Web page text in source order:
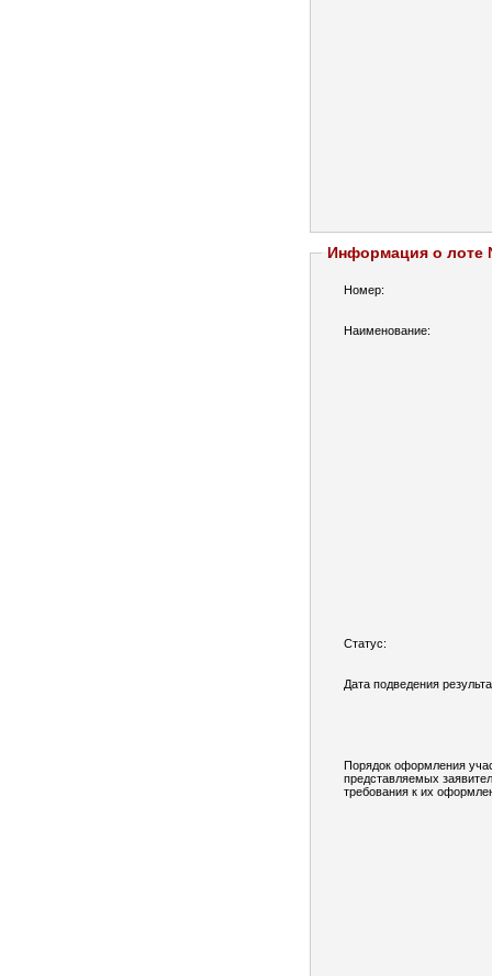
Информация о лоте
Номер:
Наименование:
Статус:
Дата подведения
Порядок оформления
представляемых
требования к их